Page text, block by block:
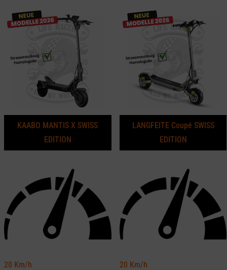
KAABO MANTIS X SWISS
EDITION
20 Km/h
LANGFEITE Coupé SWISS
EDITION
20 Km/h